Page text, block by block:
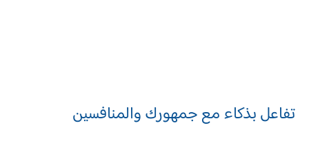
تفاعل بذكاء مع جمهورك والمنافسين